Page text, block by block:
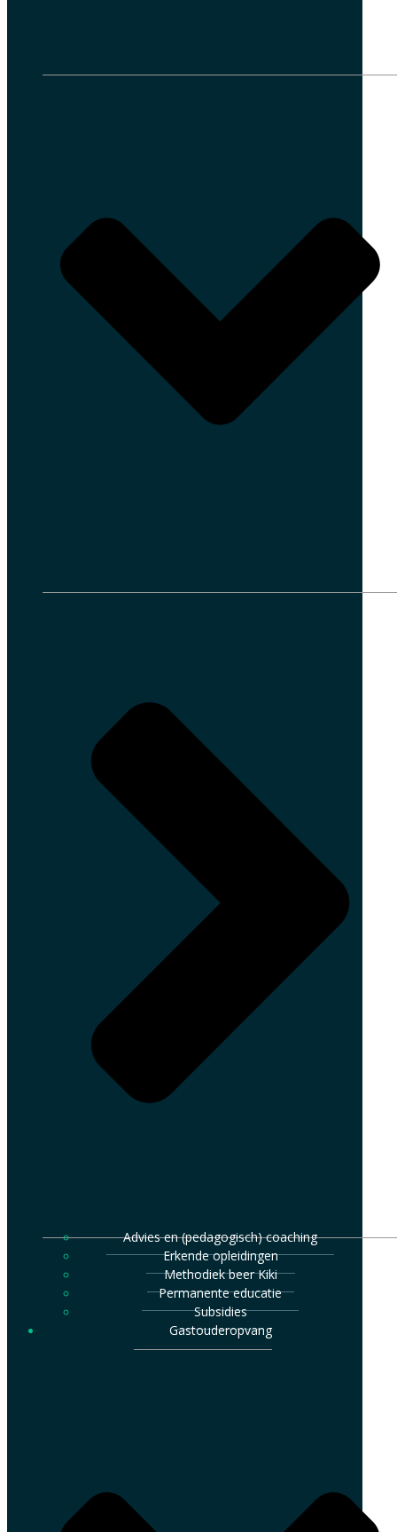
Advies en (pedagogisch) coaching
Erkende opleidingen
Methodiek beer Kiki
Permanente educatie
Subsidies
Gastouderopvang